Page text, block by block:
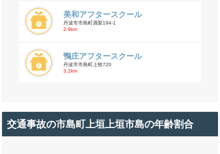
美和アフタースクール
丹波市市島町酒梨194-1
2.9km
鴨庄アフタースクール
丹波市市島町上牧720
3.2km
交通事故の市島町上垣上垣市島の年齢割合